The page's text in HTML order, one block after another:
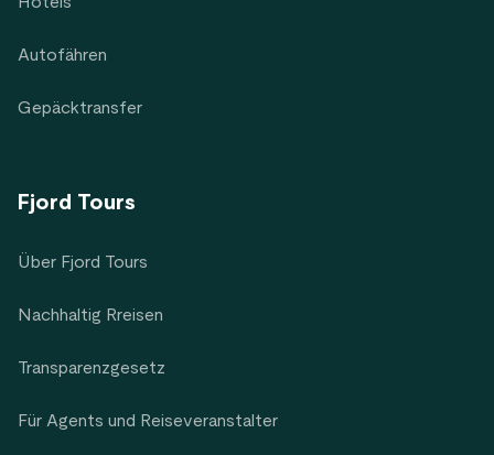
Autofähren
Gepäcktransfer
Fjord Tours
Über Fjord Tours
Nachhaltig Rreisen
Transparenzgesetz
Für Agents und Reiseveranstalter